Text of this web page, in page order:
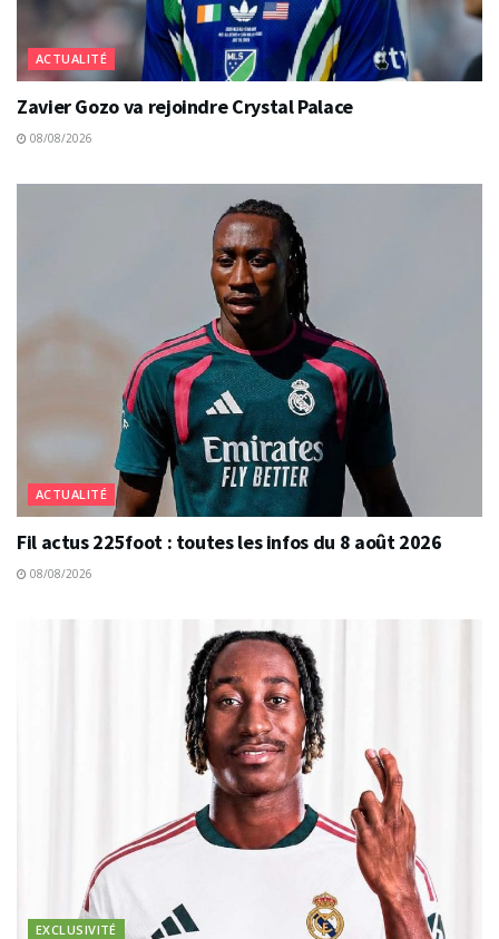
ACTUALITÉ
Zavier Gozo va rejoindre Crystal Palace
08/08/2026
ACTUALITÉ
Fil actus 225foot : toutes les infos du 8 août 2026
08/08/2026
EXCLUSIVITÉ